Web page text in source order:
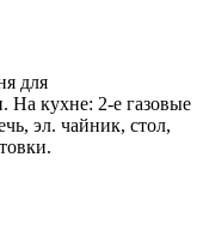
для
На кухне: 2-е газовые
эл. чайник, стол,